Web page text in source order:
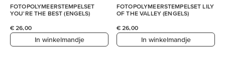
FOTOPOLYMEERSTEMPELSET
YOU'RE THE BEST (ENGELS)
€ 26,00
In winkelmandje
FOTOPOLYMEERSTEMPELSET LILY
OF THE VALLEY (ENGELS)
€ 26,00
In winkelmandje